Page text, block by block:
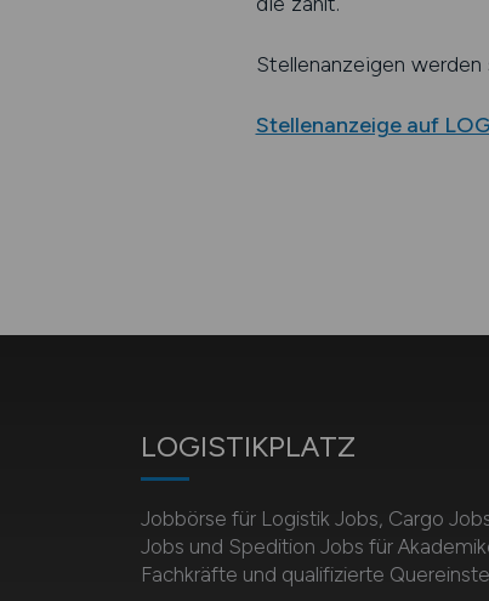
Stellenanzeigen
Stellenanzeige auf
LOGISTIKPLATZ
Jobbörse für Logistik Jobs, Cargo
Jobs und Spedition Jobs für
Fachkräfte und qualifizierte